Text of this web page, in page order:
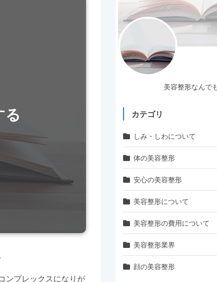
る
ンプレックスになりが
美容整形なんで
カテゴリ
しみ・しわについて
体の美容整形
安心の美容整形
美容整形について
美容整形の費用について
美容整形業界
顔の美容整形